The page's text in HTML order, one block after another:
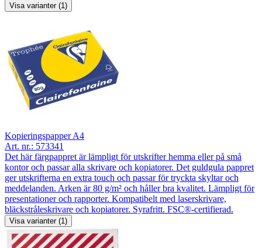
Visa varianter (1)
Kopieringspapper A4
Art. nr.: 573341
Det här färgpappret är lämpligt för utskrifter hemma eller på små
kontor och passar alla skrivare och kopiatorer. Det guldgula pappret
ger utskrifterna en extra touch och passar för tryckta skyltar och
meddelanden. Arken är 80 g/m² och håller bra kvalitet. Lämpligt för
presentationer och rapporter. Kompatibelt med laserskrivare,
bläckstråleskrivare och kopiatorer. Syrafritt. FSC®-certifierad.
Visa varianter (1)